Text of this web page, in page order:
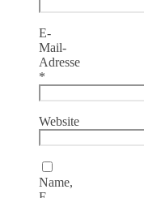
E-
Mail-
Adresse
*
Website
Name,